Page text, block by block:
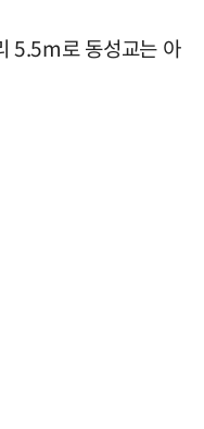
5.5m로 동성교는 아